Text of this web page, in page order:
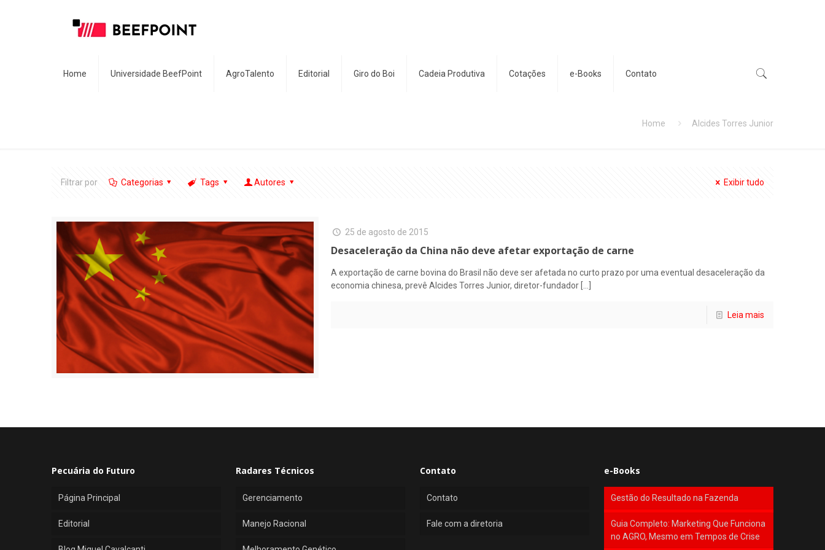
Home Universidade BeefPoint AgroTalento Editorial Giro do Boi Cadeia Produtiva Cotações e-Books Contato
Home Alcides Torres Junior
Filtrar por Categorias Tags Autores Exibir tudo
25 de agosto de 2015
Desaceleração da China não deve afetar exportação de carne
A exportação de carne bovina do Brasil não deve ser afetada no curto prazo por uma eventual desaceleração da
economia chinesa, prevê Alcides Torres Junior, diretor-fundador
Leia mais
Pecuária do Futuro
Página Principal
Editorial
Radares Técnicos
Gerenciamento
Manejo Racional
Contato
Contato
Fale com a diretoria
e-Books
Gestão do Resultado na Fazenda
Guia Completo: Marketing Que Funciona
no AGRO, Mesmo em Tempos de Crise